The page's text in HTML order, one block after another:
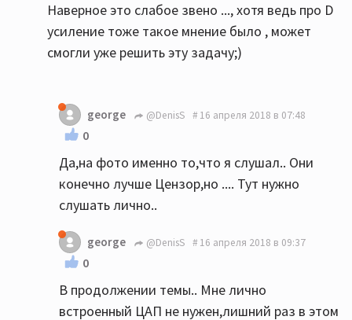
Наверное это слабое звено ..., хотя ведь про D
усиление тоже такое мнение было , может
смогли уже решить эту задачу;)
george @DenisS 16 апреля 2018 в 07:48
0
Да,на фото именно то,что я слушал.. Они
конечно лучше Цензор,но .... Тут нужно
слушать лично..
george @DenisS 16 апреля 2018 в 09:37
0
В продолжении темы.. Мне лично
встроенный ЦАП не нужен,лишний раз в этом